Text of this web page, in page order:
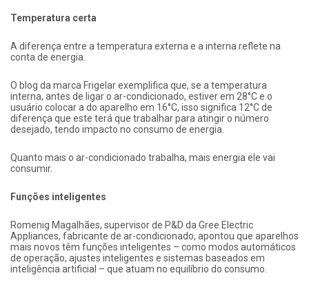
Temperatura certa
A diferença entre a temperatura externa e a interna reflete na
conta de energia.
O blog da marca Frigelar exemplifica que, se a temperatura
interna, antes de ligar o ar-condicionado, estiver em 28°C e o
usuário colocar a do aparelho em 16°C, isso significa 12°C de
diferença que este terá que trabalhar para atingir o número
desejado, tendo impacto no consumo de energia.
Quanto mais o ar-condicionado trabalha, mais energia ele vai
consumir.
Funções inteligentes
Romenig Magalhães, supervisor de P&D da Gree Electric
Appliances, fabricante de ar-condicionado, apontou que aparelhos
mais novos têm funções inteligentes – como modos automáticos
de operação, ajustes inteligentes e sistemas baseados em
inteligência artificial – que atuam no equilíbrio do consumo.